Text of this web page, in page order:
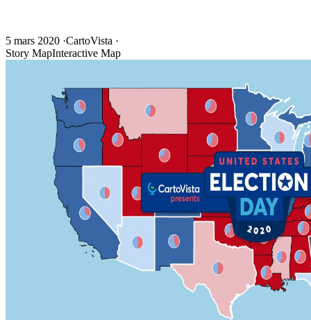
5 mars 2020 ·CartoVista ·
Story MapInteractive Map